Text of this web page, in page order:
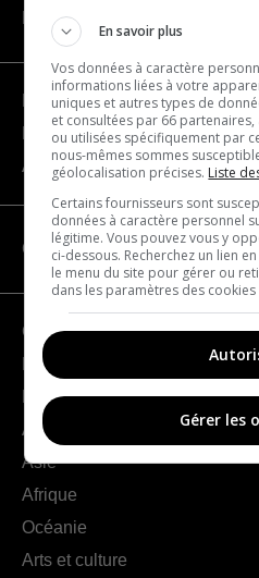
NAVIGATION
Devenir partenaire
Nous joindre
À propos
CATÉGORIES
Géographie
France
Europe
Amériques
Asie
Afrique
Océanie
Arts et culture
En savoir plus
Vos données à caractère
informations liées à votre
uniques et autres types de
et consultées par 66
ou utilisées spécifiquement par
nous-mêmes sommes
géolocalisation précises. Liste
Certains fournisseurs sont
données à caractère personnel
légitime. Vous pouvez vous y
ci-dessous. Recherchez un lien
le menu du site pour gérer ou
dans les paramètres des
Gérer les